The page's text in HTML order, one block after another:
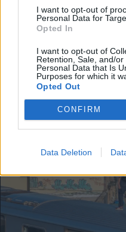
I want to opt-out of
Personal Data for
Opted In
I want to opt-out of
Retention, Sale, and/
Personal Data that Is
Purposes for which it
Opted Out
CONFIRM
Data Deletion
Work–life
Εσύ πόσο κοντά
Κατρίν Ξενάκη